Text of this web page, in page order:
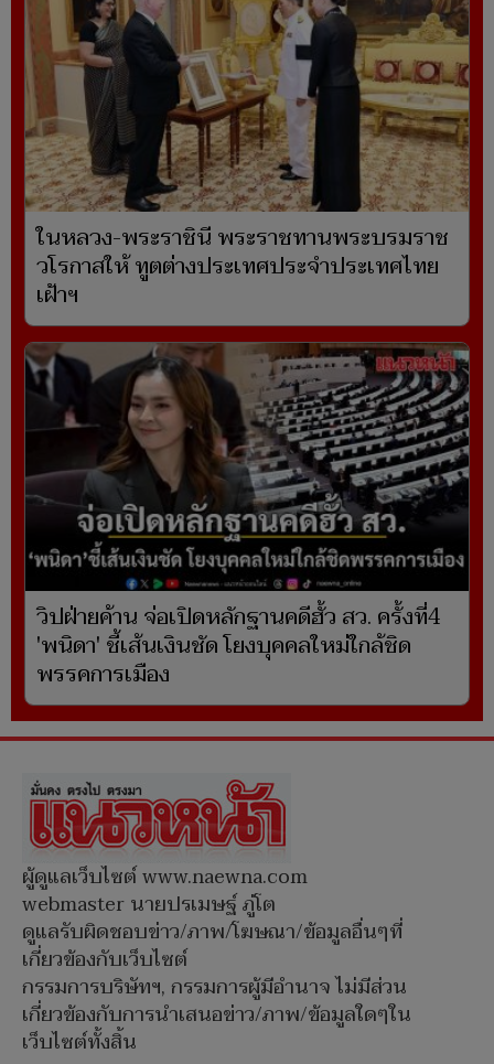
ในหลวง-พระราชินี พระราชทานพระบรมราช
วโรกาสให้ ทูตต่างประเทศประจำประเทศไทย
เฝ้าฯ
วิปฝ่ายค้าน จ่อเปิดหลักฐานคดีฮั้ว สว. ครั้งที่4
'พนิดา' ชี้เส้นเงินชัด โยงบุคคลใหม่ใกล้ชิด
พรรคการเมือง
ผู้ดูแลเว็บไซต์ www.naewna.com
webmaster นายปรเมษฐ์ ภู่โต
ดูแลรับผิดชอบข่าว/ภาพ/โฆษณา/ข้อมูลอื่นๆที่
เกี่ยวข้องกับเว็บไซต์
กรรมการบริษัทฯ, กรรมการผู้มีอำนาจ ไม่มีส่วน
เกี่ยวข้องกับการนำเสนอข่าว/ภาพ/ข้อมูลใดๆใน
เว็บไซต์ทั้งสิ้น